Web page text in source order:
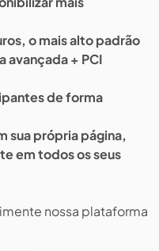
o mais alto padrão
avançada + PCI
de forma
sua própria página,
em todos os seus
nossa plataforma